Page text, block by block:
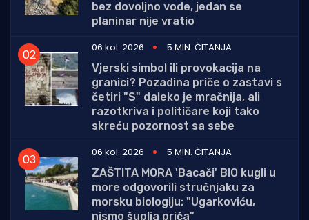
bez dovoljno vode, jedan se
planinar nije vratio
06 kol. 2026
5 MIN. ČITANJA
Vjerski simbol ili provokacija na
granici? Pozadina priče o zastavi s
četiri "S" daleko je mračnija, ali
razotkriva i političare koji tako
skreću pozornost sa sebe
06 kol. 2026
5 MIN. ČITANJA
ZAŠTITA MORA 'Bacači' BIO kugli u
more odgovorili stručnjaku za
morsku biologiju: "Ugarkoviću,
nismo šuplja priča"